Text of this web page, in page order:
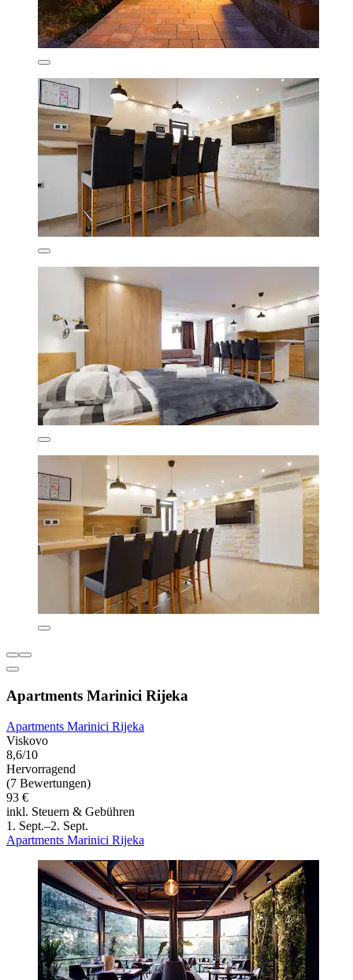
Apartments Marinici Rijeka
Apartments Marinici Rijeka
Viskovo
8,6/10
Hervorragend
(7 Bewertungen)
93 €
inkl. Steuern & Gebühren
1. Sept.–2. Sept.
Apartments Marinici Rijeka